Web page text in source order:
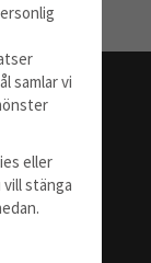
samlar vi
eller
stänga